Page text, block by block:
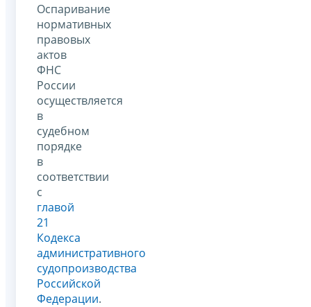
Оспаривание
нормативных
правовых
актов
ФНС
России
осуществляется
в
судебном
порядке
в
соответствии
с
главой
21
Кодекса
административного
судопроизводства
Российской
Федерации.